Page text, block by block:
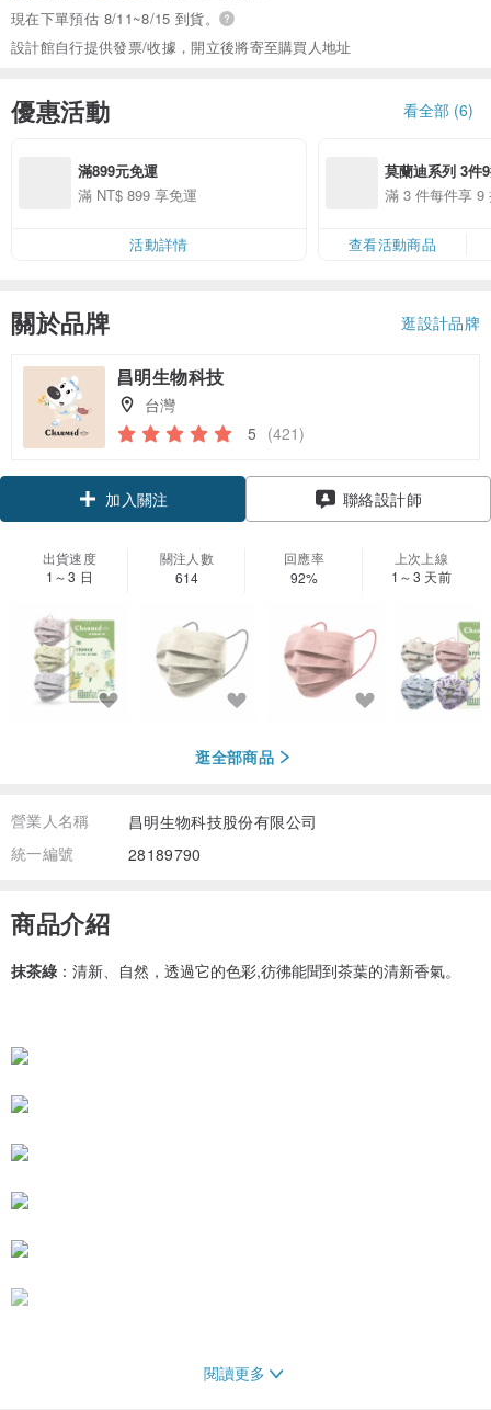
現在下單預估 8/11~8/15 到貨。
設計館自行提供發票/收據，開立後將寄至購買人地址
優惠活動 看全部 (6)
滿899元免運
滿 NT$ 899 享免運
活動詳情
莫蘭迪系列 3件
滿 3 件每件享 9
查看活動商品
關於品牌 逛設計品牌
昌明生物科技
台灣
5 (421)
加入關注 聯絡設計師
出貨速度
1～3 日
關注人數
614
回應率
92%
上次上線
1～3 天前
逛全部商品
營業人名稱
昌明生物科技股份有限公司
統一編號
28189790
商品介紹
抹茶綠 ：清新、自然，透過它的色彩,彷彿能聞到茶葉的清新香氣。
閱讀更多